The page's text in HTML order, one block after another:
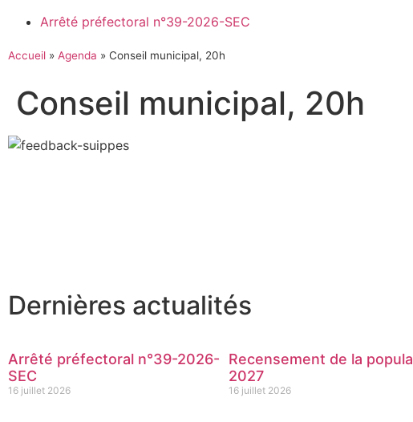
Arrêté préfectoral n°39-2026-SEC
Accueil » Agenda » Conseil municipal, 20h
Conseil municipal, 20h
Dernières actualités
Arrêté préfectoral n°39-2026-
SEC
16 juillet 2026
Recensement de la
2027
16 juillet 2026